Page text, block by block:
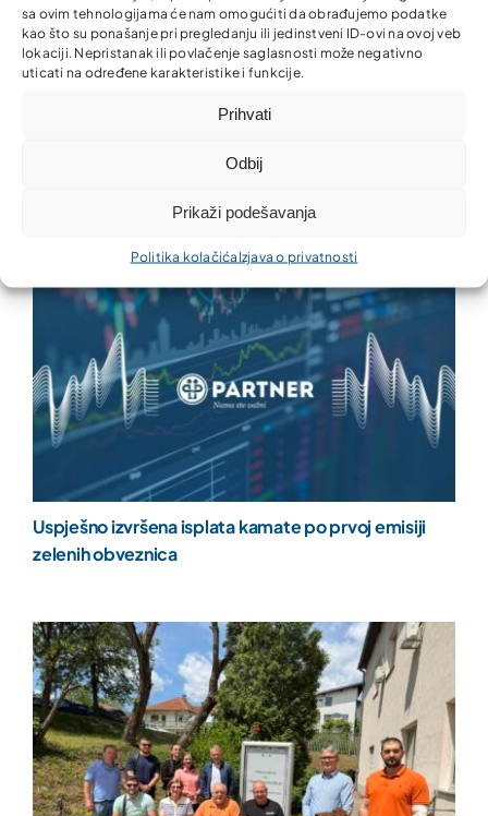
sa ovim tehnologijama će nam omogućiti da obrađujemo podatke
kao što su ponašanje pri pregledanju ili jedinstveni ID-ovi na ovoj veb
lokaciji. Nepristanak ili povlačenje saglasnosti može negativno
uticati na određene karakteristike i funkcije.
Prihvati
Odbij
Prikaži podešavanja
Politika kolačića Izjava o privatnosti
Zajedno za ljepšu i uredniju zajednicu!
Uspješno izvršena isplata kamate po prvoj emisiji
zelenih obveznica